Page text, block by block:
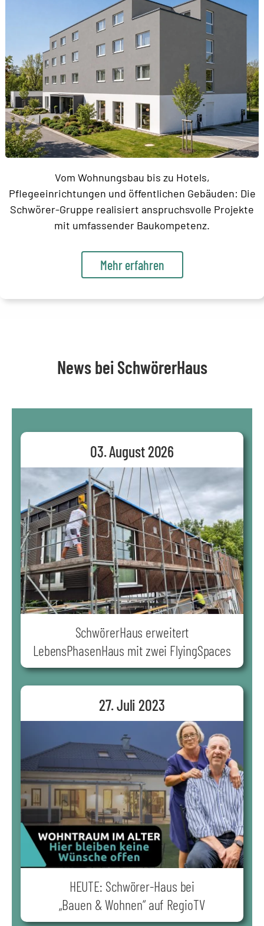
Vom Wohnungsbau bis zu Hotels,
Pflegeeinrichtungen und öffentlichen Gebäuden: Die
Schwörer-Gruppe realisiert anspruchsvolle Projekte
mit umfassender Baukompetenz.
Mehr erfahren
News bei SchwörerHaus
03. August 2026
SchwörerHaus erweitert
LebensPhasenHaus mit zwei FlyingSpaces
27. Juli 2023
HEUTE: Schwörer-Haus bei
„Bauen & Wohnen“ auf RegioTV